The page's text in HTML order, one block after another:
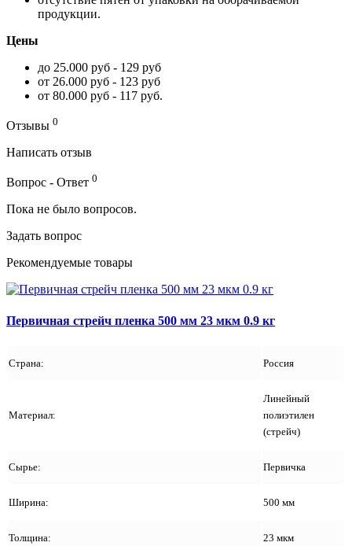
продукции.
Цены
до 25.000 руб - 129 руб
от 26.000 руб - 123 руб
от 80.000 руб - 117 руб.
Отзывы 0
Написать отзыв
Вопрос - Ответ 0
Пока не было вопросов.
Задать вопрос
Рекомендуемые товары
Первичная стрейч пленка 500 мм 23 мкм 0.9 кг
Страна: Россия
Материал:
Линейный
полиэтилен
(стрейч)
Сырье: Первичка
Ширина: 500 мм
Толщина: 23 мкм